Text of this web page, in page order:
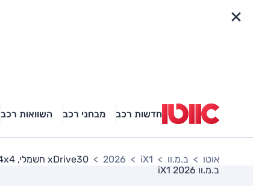
חדשות רכב מבחני רכב השוואות רכב
אוטו ב.מ.וו iX1
2026
xDrive30 חשמלי, M-Sport, 4x4
ב.מ.וו iX1 2026